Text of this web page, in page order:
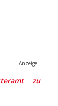
- Anzeige -
zu